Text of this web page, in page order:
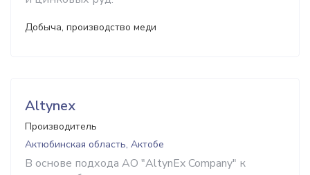
Добыча, производство меди
Altynex
Производитель
Актюбинская область, Актобе
В основе подхода AO "AltynEx Company" к